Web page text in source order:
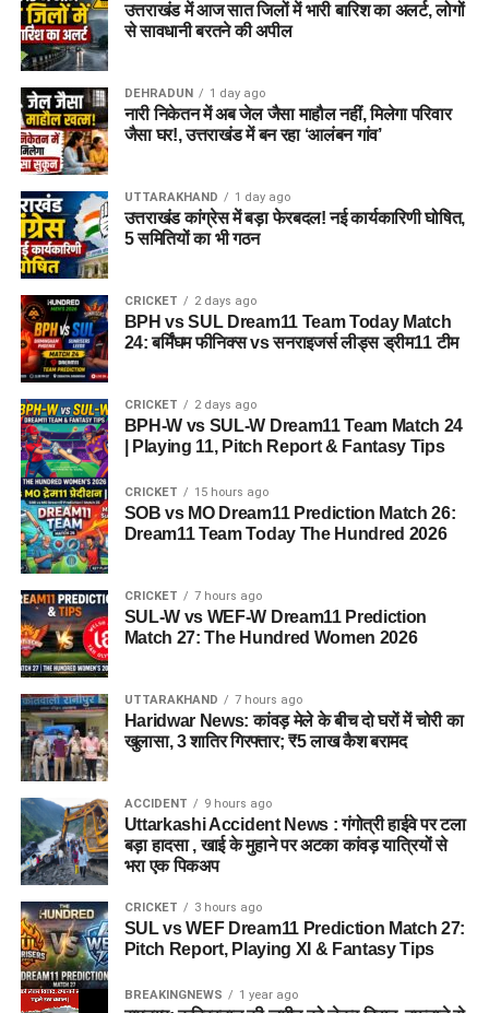
आलंबन गांव की यह योजना सिर्फ एक नया भवन या परिसर तैयार करने की
कवायद नहीं है, बल्कि नारी निकेतन में रहने वाली महिलाओं और बच्चों के
प्रति सोच में बदलाव की कोशिश भी है।
अगर यह योजना धरातल पर उतरती है तो संस्थागत जीवन की जगह उन्हें
परिवार जैसा माहौल, बेहतर स्वतंत्रता और सामाजिक वातावरण मिल
सकेगा। इससे बच्चों और महिलाओं के मानसिक और सामाजिक विकास में
भी मदद मिलने की उम्मीद है।
उत्तराखंड में आज सात जिलों में भारी बारिश का अलर्ट, लोगों
से सावधानी बरतने की अपील
DEHRADUN 1 day ago
नारी निकेतन में अब जेल जैसा माहौल नहीं, मिलेगा परिवार
जैसा घर!, उत्तराखंड में बन रहा ‘आलंबन गांव’
UTTARAKHAND 1 day ago
उत्तराखंड कांग्रेस में बड़ा फेरबदल! नई कार्यकारिणी घोषित,
5 समितियों का भी गठन
CRICKET 2 days ago
BPH vs SUL Dream11 Team Today Match
24: बर्मिंघम फीनिक्स vs सनराइजर्स लीड्स ड्रीम11 टीम
CRICKET 2 days ago
BPH-W vs SUL-W Dream11 Team Match 24
| Playing 11, Pitch Report & Fantasy Tips
CRICKET 15 hours ago
SOB vs MO Dream11 Prediction Match 26:
Dream11 Team Today The Hundred 2026
CRICKET 7 hours ago
SUL-W vs WEF-W Dream11 Prediction
Match 27: The Hundred Women 2026
UTTARAKHAND 7 hours ago
Haridwar News: कांवड़ मेले के बीच दो घरों में चोरी का
खुलासा, 3 शातिर गिरफ्तार; ₹5 लाख कैश बरामद
ACCIDENT 9 hours ago
Uttarkashi Accident News : गंगोत्री हाईवे पर टला
बड़ा हादसा , खाई के मुहाने पर अटका कांवड़ यात्रियों से
भरा एक पिकअप
CRICKET 3 hours ago
SUL vs WEF Dream11 Prediction Match 27:
Pitch Report, Playing XI & Fantasy Tips
BREAKINGNEWS 1 year ago